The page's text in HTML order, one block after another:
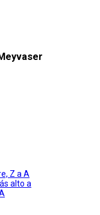
Z a A
alto a